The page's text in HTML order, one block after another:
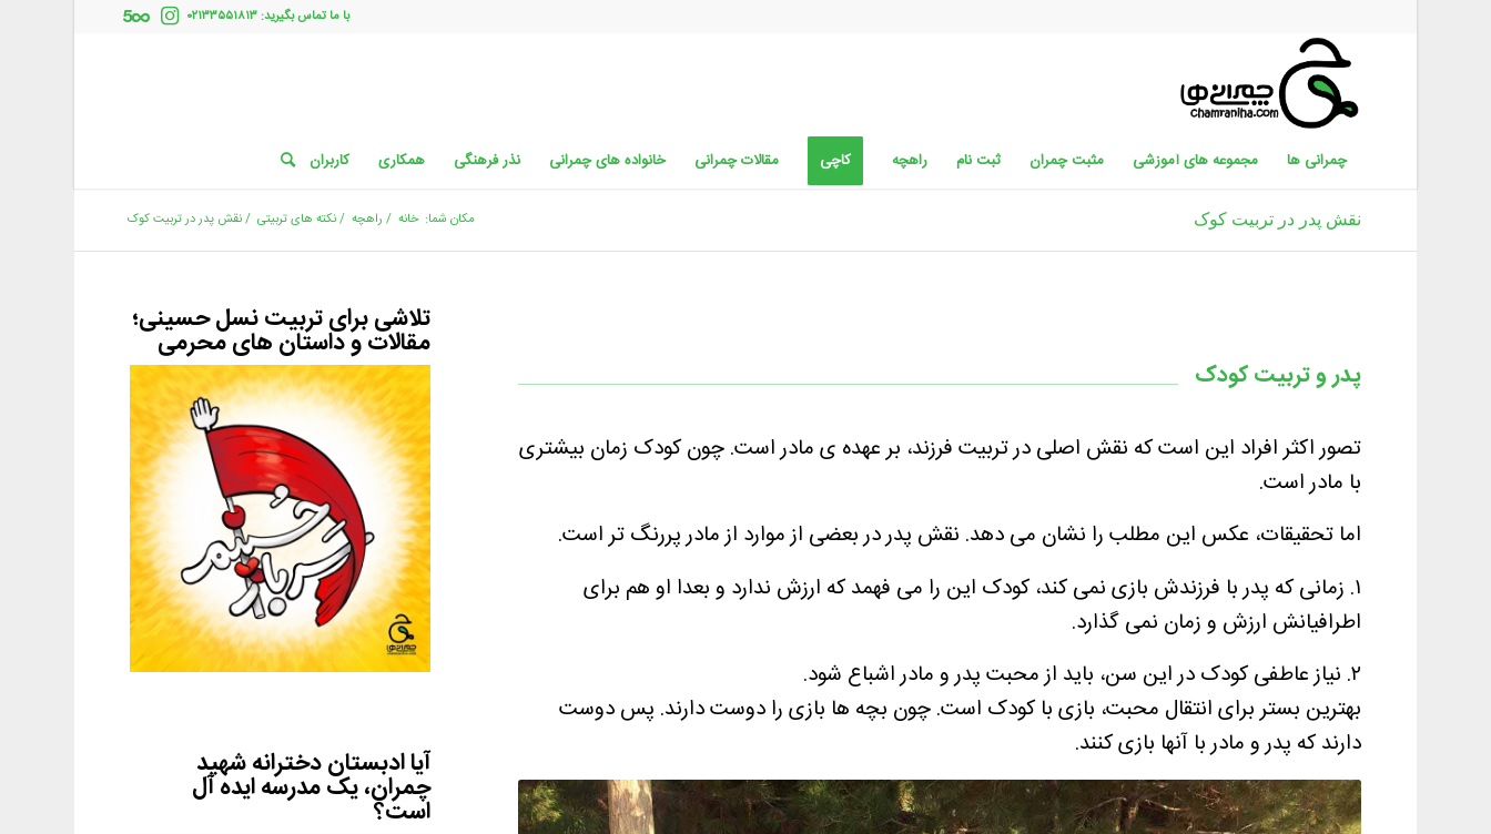
با ما تماس بگیرید: ۰۲۱۳۳۵۵۱۸۱۳
چمرانی ها مجموعه های آموزشی مثبت چمران ثبت نام راهچه کاچی مقالات چمرانی خانواده های چمرانی نذر فرهنگی همکاری کاربران
نقش پدر در تربیت کوک مکان شما: خانه / راهچه /نکته های تربیتی /نقش پدر در تربیت کوک
پدر و تربیت کودک
تصور اکثر افراد این است که نقش اصلی در تربیت فرزند، بر عهده ی مادر است. چون کودک زمان بیشتری
با مادر است.
اما تحقیقات، عکس این مطلب را نشان می دهد. نقش پدر در بعضی از موارد از مادر پررنگ تر است.
۱. زمانی که پدر با فرزندش بازی نمی کند، کودک این را می فهمد که ارزش ندارد و بعدا او هم برای
اطرافیانش ارزش و زمان نمی گذارد.
۲. نیاز عاطفی کودک در این سن، باید از محبت پدر و مادر اشباع شود.
بهترین بستر برای انتقال محبت، بازی با کودک است. چون بچه ها بازی را دوست دارند. پس دوست
دارند که پدر و مادر با آنها بازی کنند.
تلاشی برای تربیت نسل حسینی؛
مقالات و داستان های محرمی
آیا ادبستان دخترانه شهید
چمران، یک مدرسه ایده آل
است؟